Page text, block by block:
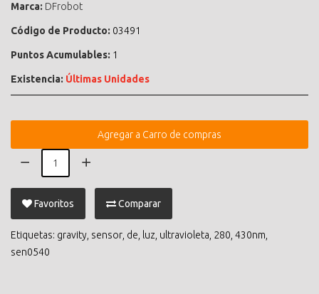
Marca: DFrobot
Código de Producto: 03491
Puntos Acumulables: 1
Existencia: Últimas Unidades
Agregar a Carro de compras
Favoritos Comparar
Etiquetas: gravity sensor de luz ultravioleta 280 430nm
sen0540